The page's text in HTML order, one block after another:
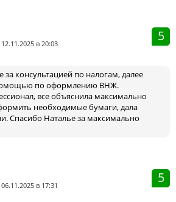
в 20:03 5
консультацией по налогам, далее
по оформлению ВНЖ.
все объяснила максимально
необходимые бумаги, дала
Спасибо Наталье за максимально
в 17:31 5